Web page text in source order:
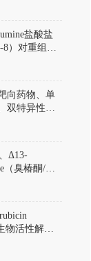
理与行为表
盐酸盐
8）对重组萤
；其近红外
组织穿透能
噪比，从而
极低给药剂
侵入式生物
向药物、单
双特异性抗
Δ13-
（臭椿酮/臭
物活性解